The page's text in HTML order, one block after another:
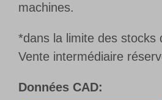
machines.
*dans la limite des stocks
Vente intermédiaire
Données CAD: